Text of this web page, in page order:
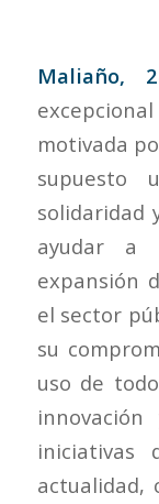
Maliaño,
motivada
supuesto
solidaridad
ayudar a
expansión
el sector
su
uso de
iniciativas
actualidad,